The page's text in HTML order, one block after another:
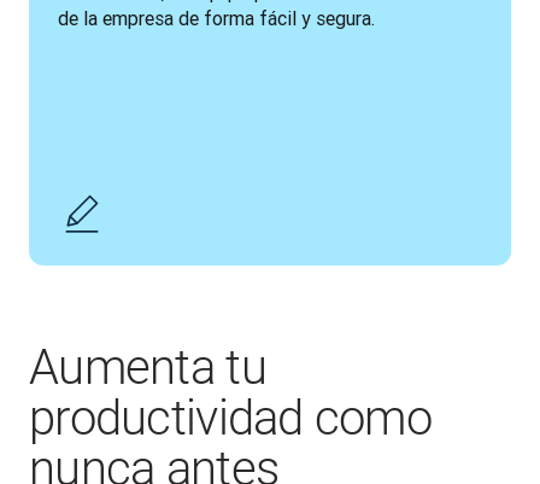
de la empresa de forma fácil y segura.
Aumenta tu
productividad como
nunca antes